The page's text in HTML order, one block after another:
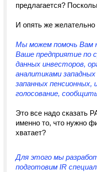
предлагается?
И опять же
Мы можем помочь Вам
Ваше предприятие по
данных инвесторов,
аналитиками
запанных
голосование,
Это все надо сказать
именно то, что нужно
хватает?
Для этого мы
подготовим IR